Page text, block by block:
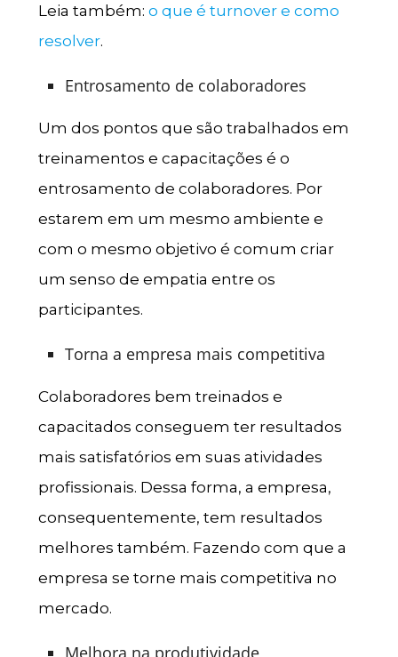
Leia também: o que é turnover e como
resolver.
Entrosamento de colaboradores
Um dos pontos que são trabalhados em
treinamentos e capacitações é o
entrosamento de colaboradores. Por
estarem em um mesmo ambiente e
com o mesmo objetivo é comum criar
um senso de empatia entre os
participantes.
Torna a empresa mais competitiva
Colaboradores bem treinados e
capacitados conseguem ter resultados
mais satisfatórios em suas atividades
profissionais. Dessa forma, a empresa,
consequentemente, tem resultados
melhores também. Fazendo com que a
empresa se torne mais competitiva no
mercado.
Melhora na produtividade